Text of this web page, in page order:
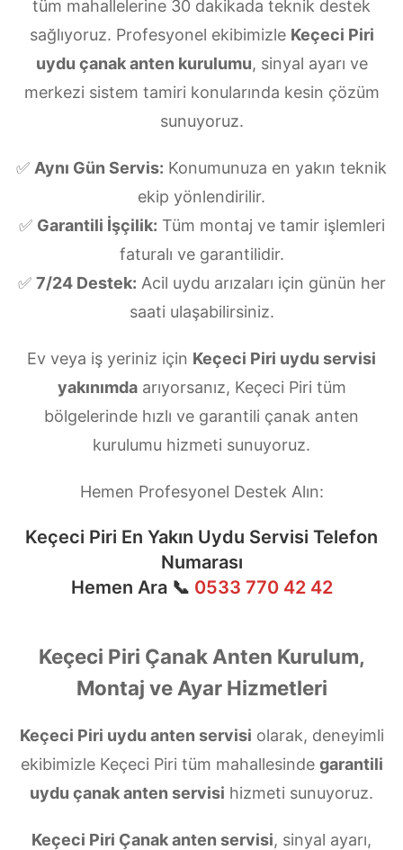
tüm mahallelerine 30 dakikada teknik destek
sağlıyoruz. Profesyonel ekibimizle Keçeci Piri
uydu çanak anten kurulumu, sinyal ayarı ve
merkezi sistem tamiri konularında kesin çözüm
sunuyoruz.
✅ Aynı Gün Servis: Konumunuza en yakın teknik
ekip yönlendirilir.
✅ Garantili İşçilik: Tüm montaj ve tamir işlemleri
faturalı ve garantilidir.
✅ 7/24 Destek: Acil uydu arızaları için günün her
saati ulaşabilirsiniz.
Ev veya iş yeriniz için Keçeci Piri uydu servisi
yakınımdaarıyorsanız, Keçeci Piri tüm
bölgelerinde hızlı ve garantili çanak anten
kurulumu hizmeti sunuyoruz.
Hemen Profesyonel Destek Alın:
Keçeci Piri En Yakın Uydu Servisi Telefon
Numarası
Hemen Ara 📞 0533 770 42 42
Keçeci Piri Çanak Anten Kurulum,
Montaj ve Ayar Hizmetleri
Keçeci Piri uydu anten servisi olarak, deneyimli
ekibimizle Keçeci Piri tüm mahallesinde garantili
uydu çanak anten servisi hizmeti sunuyoruz.
Keçeci Piri Çanak anten servisi, sinyal ayarı,